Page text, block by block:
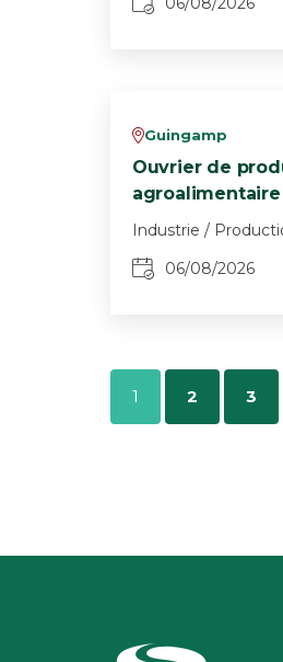
vGuingamp
Ouvrier de
agroalimentaire
Industrie /
06/08/2026
1 2 3